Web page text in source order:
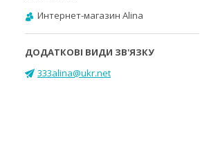
Интернет-магазин Alina
333alina@ukr.net